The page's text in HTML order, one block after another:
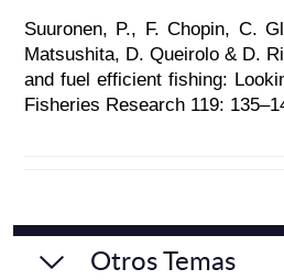
Suuronen, P., F. Chopin, C.
Matsushita, D. Queirolo & D.
and fuel efficient fishing:
Fisheries Research 119:
Otros Temas